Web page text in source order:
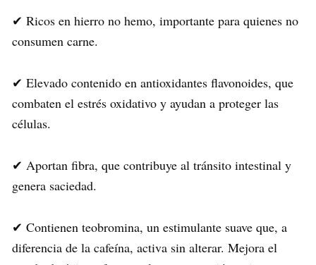
✔ Ricos en hierro no hemo, importante para quienes no
consumen carne.
✔ Elevado contenido en antioxidantes flavonoides, que
combaten el estrés oxidativo y ayudan a proteger las
células.
✔ Aportan fibra, que contribuye al tránsito intestinal y
genera saciedad.
✔ Contienen teobromina, un estimulante suave que, a
diferencia de la cafeína, activa sin alterar. Mejora el